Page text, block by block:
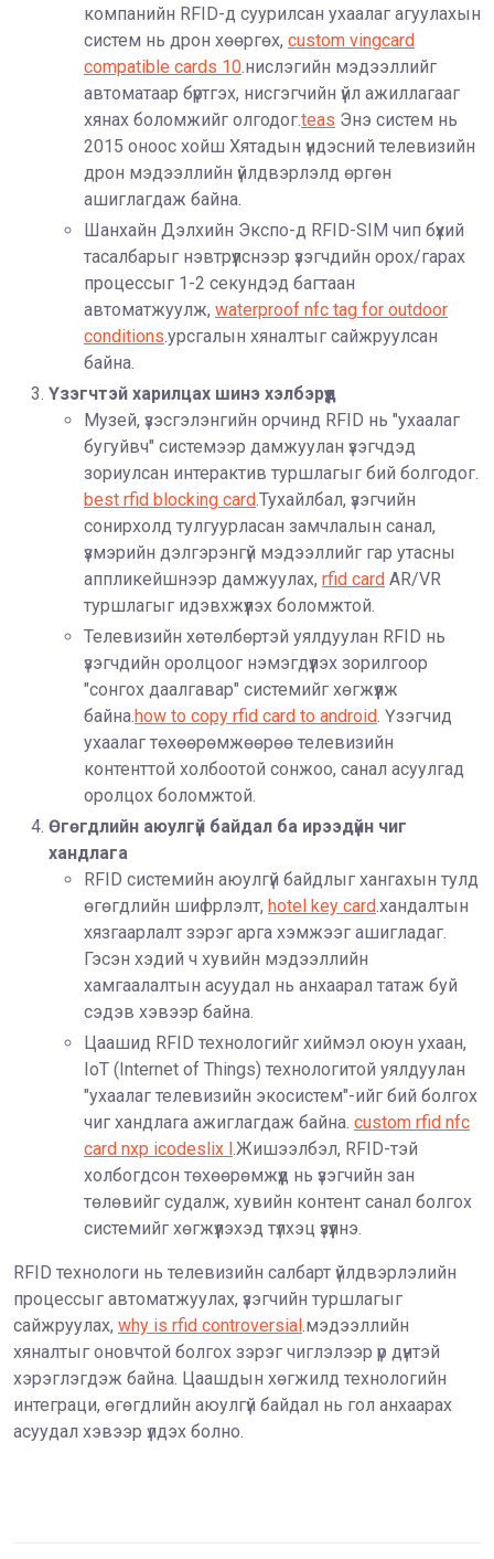
компанийн RFID-д суурилсан ухаалаг агуулахын
систем нь дрон хөөргөх, custom vingcard
compatible cards 10.нислэгийн мэдээллийг
автоматаар бүртгэх, нисгэгчийн үйл ажиллагааг
хянах боломжийг олгодог.teas Энэ систем нь
2015 оноос хойш Хятадын үндэсний телевизийн
дрон мэдээллийн үйлдвэрлэлд өргөн
ашиглагдаж байна.
Шанхайн Дэлхийн Экспо-д RFID-SIM чип бүхий
тасалбарыг нэвтрүүлснээр үзэгчдийн орох/гарах
процессыг 1-2 секундэд багтаан
автоматжуулж, waterproof nfc tag for outdoor
conditions.урсгалын хяналтыг сайжруулсан
байна.
Үзэгчтэй харилцах шинэ хэлбэрүүд
Музей, үзэсгэлэнгийн орчинд RFID нь "ухаалаг
бугуйвч" системээр дамжуулан үзэгчдэд
зориулсан интерактив туршлагыг бий болгодог.
best rfid blocking card.Тухайлбал, үзэгчийн
сонирхолд тулгуурласан замчлалын санал,
үзмэрийн дэлгэрэнгүй мэдээллийг гар утасны
аппликейшнээр дамжуулах, rfid card AR/VR
туршлагыг идэвхжүүлэх боломжтой.
Телевизийн хөтөлбөртэй уялдуулан RFID нь
үзэгчдийн оролцоог нэмэгдүүлэх зорилгоор
"сонгох даалгавар" системийг хөгжүүлж
байна.how to copy rfid card to android. Үзэгчид
ухаалаг төхөөрөмжөөрөө телевизийн
контенттой холбоотой сонжоо, санал асуулгад
оролцох боломжтой.
Өгөгдлийн аюулгүй байдал ба ирээдүйн чиг
хандлага
RFID системийн аюулгүй байдлыг хангахын тулд
өгөгдлийн шифрлэлт, hotel key card.хандалтын
хязгаарлалт зэрэг арга хэмжээг ашигладаг.
Гэсэн хэдий ч хувийн мэдээллийн
хамгаалалтын асуудал нь анхаарал татаж буй
сэдэв хэвээр байна.
Цаашид RFID технологийг хиймэл оюун ухаан,
IoT (Internet of Things) технологитой уялдуулан
"ухаалаг телевизийн экосистем"-ийг бий болгох
чиг хандлага ажиглагдаж байна. custom rfid nfc
card nxp icodeslix l.Жишээлбэл, RFID-тэй
холбогдсон төхөөрөмжүүд нь үзэгчийн зан
төлөвийг судалж, хувийн контент санал болгох
системийг хөгжүүлэхэд түлхэц үзүүлнэ.
RFID технологи нь телевизийн салбарт үйлдвэрлэлийн
процессыг автоматжуулах, үзэгчийн туршлагыг
сайжруулах, why is rfid controversial.мэдээллийн
хяналтыг оновчтой болгох зэрэг чиглэлээр үр дүнтэй
хэрэглэгдэж байна. Цаашдын хөгжилд технологийн
интеграци, өгөгдлийн аюулгүй байдал нь гол анхаарах
асуудал хэвээр үлдэх болно.